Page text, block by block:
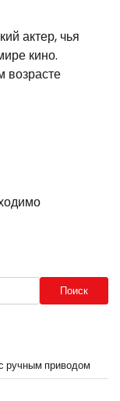
актер, чья
кино.
возрасте
Поиск
ручным приводом